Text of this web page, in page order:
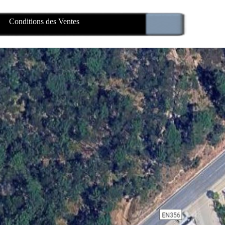
Conditions des Ventes